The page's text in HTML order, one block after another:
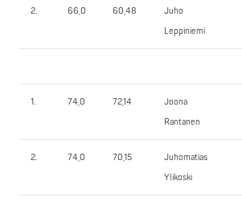
2. 66,0 60,48
Juho
Leppiniemi
1. 74,0 72,14
Joona
Rantanen
2. 74,0 70,15
Juhomatias
Ylikoski